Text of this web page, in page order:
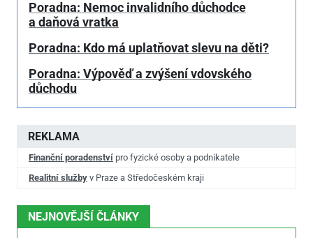
REKLAMA
Finanční poradenství pro fyzické osoby a podnikatele
Realitní služby v Praze a Středočeském kraji
NEJNOVĚJŠÍ ČLÁNKY
Poradna: Nemoc invalidního důchodce
a daňová vratka
Poradna: Kdo má uplatňovat slevu na děti?
Poradna: Výpověď a zvýšení vdovského
důchodu